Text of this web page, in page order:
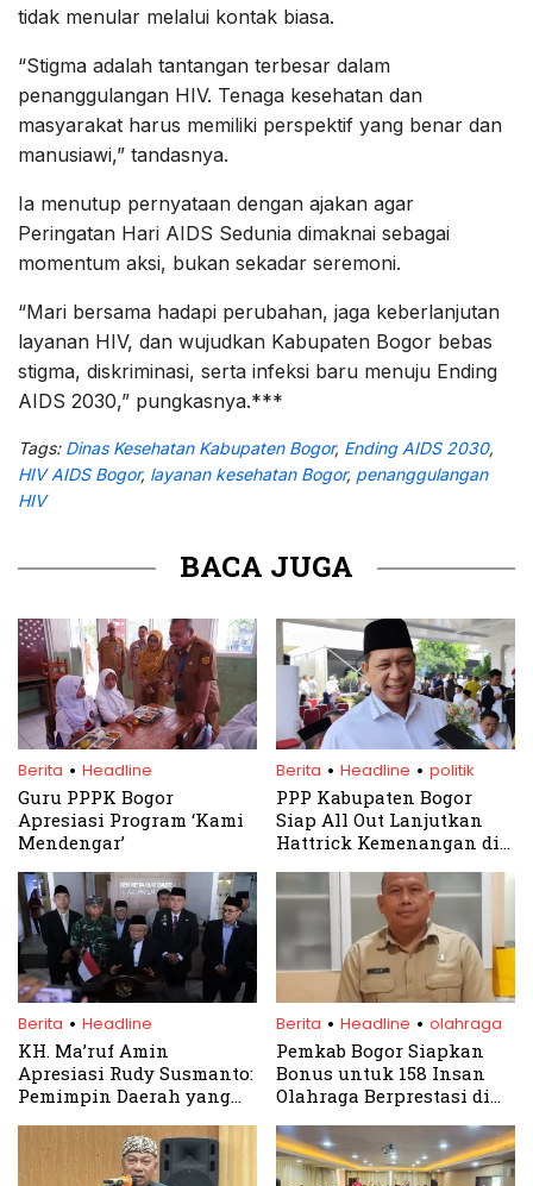
tidak menular melalui kontak biasa.
“Stigma adalah tantangan terbesar dalam
penanggulangan HIV. Tenaga kesehatan dan
masyarakat harus memiliki perspektif yang benar dan
manusiawi,” tandasnya.
Ia menutup pernyataan dengan ajakan agar
Peringatan Hari AIDS Sedunia dimaknai sebagai
momentum aksi, bukan sekadar seremoni.
“Mari bersama hadapi perubahan, jaga keberlanjutan
layanan HIV, dan wujudkan Kabupaten Bogor bebas
stigma, diskriminasi, serta infeksi baru menuju Ending
AIDS 2030,” pungkasnya.***
Tags: Dinas Kesehatan Kabupaten Bogor, Ending AIDS 2030,
HIV AIDS Bogor, layanan kesehatan Bogor, penanggulangan
HIV
BACA JUGA
Berita . Headline
Guru PPPK Bogor
Apresiasi Program ‘Kami
Mendengar’
Berita . Headline . politik
PPP Kabupaten Bogor
Siap All Out Lanjutkan
Hattrick Kemenangan di
Berita . Headline
KH. Ma’ruf Amin
Apresiasi Rudy Susmanto:
Pemimpin Daerah yang
Berita . Headline . olahraga
Pemkab Bogor Siapkan
Bonus untuk 158 Insan
Olahraga Berprestasi di